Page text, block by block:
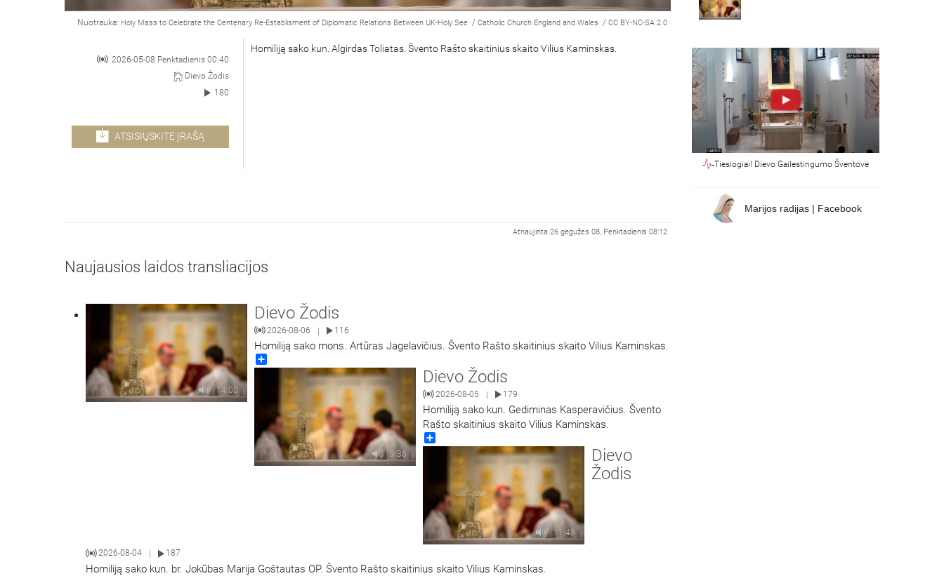
Nuotrauka: Holy Mass to Celebrate the Centenary Re-Establisment of Diplomatic Relations Between UK-Holy See / Catholic Church England and Wales / CC BY-NC-SA 2.0
2026-05-08 Penktadienis 00:40
Dievo Žodis
180
ATSISIŲSKITE ĮRAŠĄ
Homiliją sako kun. Algirdas Toliatas. Švento Rašto skaitinius skaito Vilius Kaminskas.
Atnaujinta 26 gegužės 08, Penktadienis 08:12
Naujausios laidos transliacijos
14:00
Dievo Žodis
2026-08-06 | 116
Homiliją sako mons. Artūras Jagelavičius. Švento Rašto skaitinius skaito Vilius Kaminskas.
9:36
Dievo Žodis
2026-08-05 | 179
Homiliją sako kun. Gediminas Kasperavičius. Švento
Rašto skaitinius skaito Vilius Kaminskas.
11:48
Dievo
Žodis
2026-08-04 187
Homiliją sako kun. br. Jokūbas Marija Goštautas OP. Švento Rašto skaitinius skaito Vilius Kaminskas.
Tiesiogiai! Dievo Gailestingumo Šventovė
Marijos radijas | Facebook